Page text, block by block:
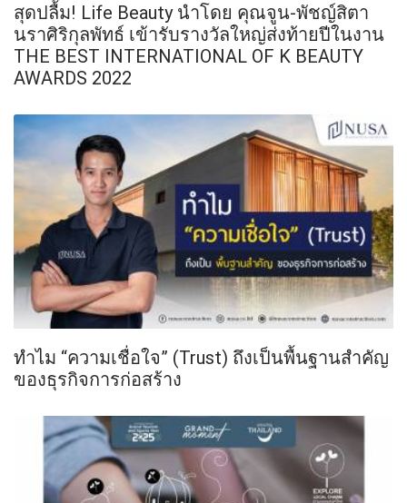
สุดปลื้ม! Life Beauty นำโดย คุณจูน-พัชญ์สิตา
นราศิริกุลพัทธ์ เข้ารับรางวัลใหญ่ส่งท้ายปีในงาน
THE BEST INTERNATIONAL OF K BEAUTY
AWARDS 2022
ทำไม “ความเชื่อใจ” (Trust) ถึงเป็นพื้นฐานสำคัญ
ของธุรกิจการก่อสร้าง